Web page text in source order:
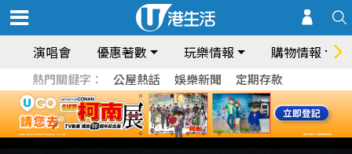
演唱會 優惠著數 玩樂情報 購物情報
熱門關鍵字： 公屋熱話 娛樂新聞 定期存款